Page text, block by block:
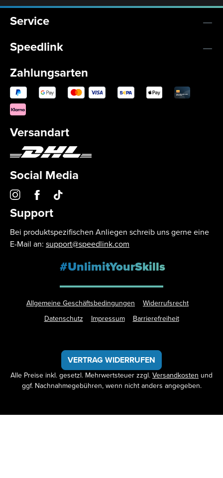
Service
Speedlink
Zahlungsarten
Versandart
Social Media
Support
Bei produktspezifischen Anliegen schreib uns gerne eine
E-Mail an: support@speedlink.com
#UnlimitYourSkills
Allgemeine Geschäftsbedingungen
Widerrufsrecht
Datenschutz
Impressum Barrierefreiheit
VERTRAG WIDERRUFEN
Alle Preise inkl. gesetzl. Mehrwertsteuer zzgl. Versandkosten und
ggf. Nachnahmegebühren, wenn nicht anders angegeben.